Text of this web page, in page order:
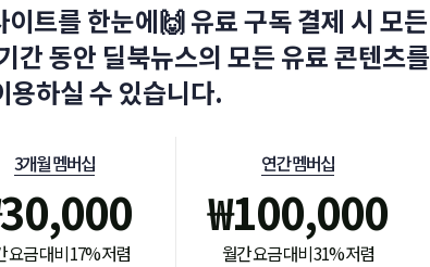
트를 한눈에🙌 유료 구독 결제 시 모든
간 동안 딜북뉴스의 모든 유료 콘텐츠를
용하실 수 있습니다.
3개월 멤버십
30,000
요금 대비 17% 저렴
연간 멤버십
₩100,000
월간 요금 대비 31% 저렴